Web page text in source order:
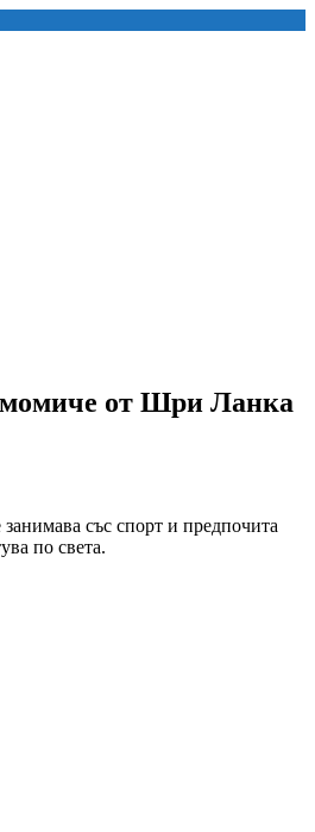
момиче от Шри Ланка
със спорт и предпочита
по света.